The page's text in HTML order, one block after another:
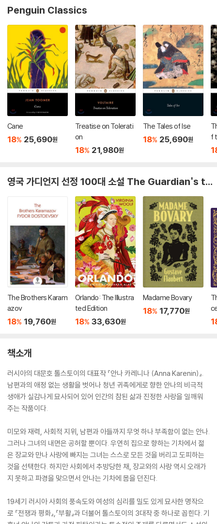
Penguin Classics
Cane
18% 25,690원
Treatise on Tolerati
on
18% 21,980원
The Tales of Ise
18% 25,690원
f
n
영국 가디언지 선정 100대 소설 The Guardian's the 100 greatest literature ever published in English (2026)
The Brothers Karam
azov
18% 19,760원
Orlando: The Illustra
ted Edition
18% 33,630원
Madame Bovary
18% 17,770원
책소개
러시아의 대문호 톨스토이의 대표작 『안나 카레니나 (Anna Karenin)』.
남편과의 애정 없는 생활을 벗어나 청년 귀족에게로 향한 안나의 비극적
생애가 실감나게 묘사되어 있어 인간의 참된 삶과 진정한 사랑을 일깨워
주는 작품이다.
미모와 재력, 사회적 지위, 남편과 아들까지 무엇 하나 부족함이 없는 안나.
그러나 그녀의 내면은 공허할 뿐이다. 우연히 집으로 향하는 기차에서 젊
은 장교와 만나 사랑에 빠지는 그녀는 스스로 모든 것을 버리고 도피하는
것을 선택한다. 하지만 사회에서 추방당한 채, 장교와의 사랑 역시 오래가
지 못하고 파경을 맞으면서 안나는 기차에 몸을 던진다.
19세기 러시아 사회의 풍속도와 여성의 심리를 밀도 있게 묘사한 명작으
로 『전쟁과 평화』,『부활』과 더불어 톨스토이의 3대작 중 하나로 꼽힌다. 기